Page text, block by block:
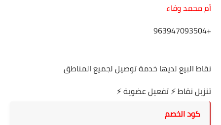
أم محمد وفاء
+963947093504
نقاط البيع لديها خدمة توصيل لجميع المناطق
تنزيل نقاط⚡تفعيل عضوية⚡
كود الخصم